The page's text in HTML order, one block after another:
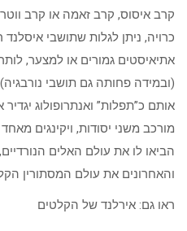
קרב איסוס, קרב זאמה או קרב
כרויה, ניתן לגלות שתושבי
אתיאיסטים גמורים או למצער,
(ובמידה פחותה גם תושבי
אותם כ”תפלות” ואנתרופולוג
מורכב משני יסודות, ויקינגים
הביאו לו את עולם האלים
והאחרונים את עולם המסתורין
ראו גם: אירלנד של הקלטים